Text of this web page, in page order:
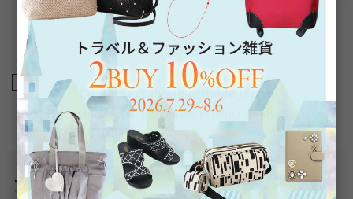
トラは金運、リーダーシップ、家族や子供を守るシンボルとし
て風水でも人気。ファッション性が高く、開運＆おしゃれを兼
ね備えたモチーフです。
商品番号 8220001-
返品について